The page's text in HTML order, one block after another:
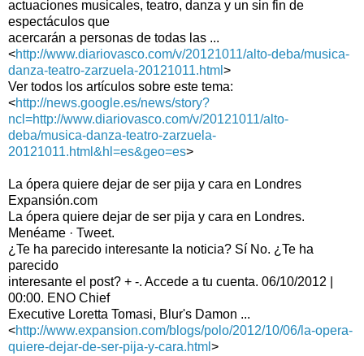
actuaciones musicales, teatro, danza y un sin fin de
espectáculos que
acercarán a personas de todas las ...
<http://www.diariovasco.com/v/20121011/alto-deba/musica-
danza-teatro-zarzuela-20121011.html >
Ver todos los artículos sobre este tema:
<http://news.google.es/news/story?
ncl=http://www.diariovasco.com/v/20121011/alto-
deba/musica-danza-teatro-zarzuela-
20121011.html&hl=es&geo=es>
La ópera quiere dejar de ser pija y cara en Londres
Expansión.com
La ópera quiere dejar de ser pija y cara en Londres.
Menéame · Tweet.
¿Te ha parecido interesante la noticia? Sí No. ¿Te ha
parecido
interesante el post? + -. Accede a tu cuenta. 06/10/2012 |
00:00. ENO Chief
Executive Loretta Tomasi, Blur's Damon ...
<http://www.expansion.com/blogs/polo/2012/10/06/la-opera-
quiere-dejar-de-ser-pija-y-cara.html >